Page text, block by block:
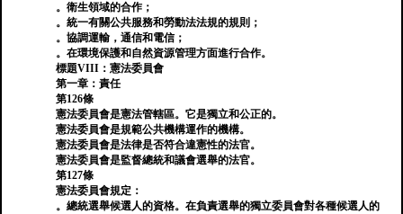
。衛生領域的合作；
。統一有關公共服務和勞動法法規的規則；
。協調運輸，通信和電信；
。在環境保護和自然資源管理方面進行合作。
標題VIII：憲法委員會
第一章：責任
第126條
憲法委員會是憲法管轄區。它是獨立和公正的。
憲法委員會是規範公共機構運作的機構。
憲法委員會是法律是否符合違憲性的法官。
憲法委員會是監督總統和議會選舉的法官。
第127條
憲法委員會規定：
。總統選舉候選人的資格。在負責選舉的獨立委員會對各種候選人的